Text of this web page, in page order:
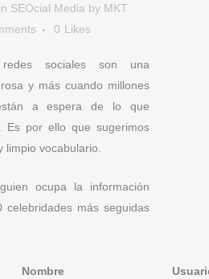
in SEOcial Media by MKT
0 Likes
sociales son una
y más cuando millones
a espera de lo que
Es por ello que sugerimos
limpio vocabulario.
ocupa la información
celebridades más seguidas
Nombre